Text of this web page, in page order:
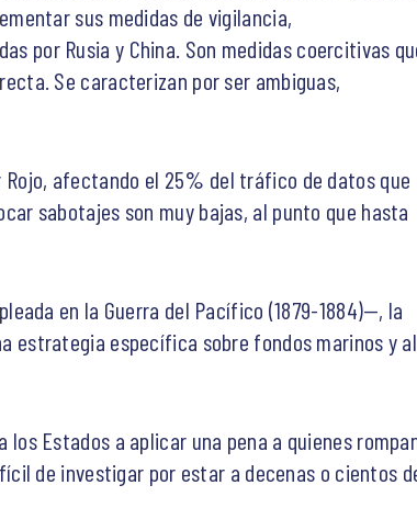
sus medidas de vigilancia,
por Rusia y China. Son medidas coercitivas
Se caracterizan por ser ambiguas,
afectando el 25% del tráfico de datos que
sabotajes son muy bajas, al punto que hasta
en la Guerra del Pacífico (1879-1884)—, la
estrategia específica sobre fondos marinos y al
Estados a aplicar una pena a quienes
de investigar por estar a decenas o cientos